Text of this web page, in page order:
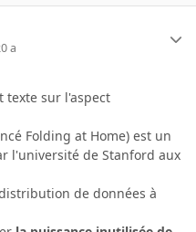
a
texte sur l'aspect
Folding at Home) est un
l'université de Stanford aux
de données à